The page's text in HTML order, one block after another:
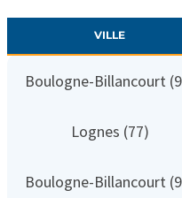
VILLE
Boulogne-Billancourt
Lognes (77)
Boulogne-Billancourt